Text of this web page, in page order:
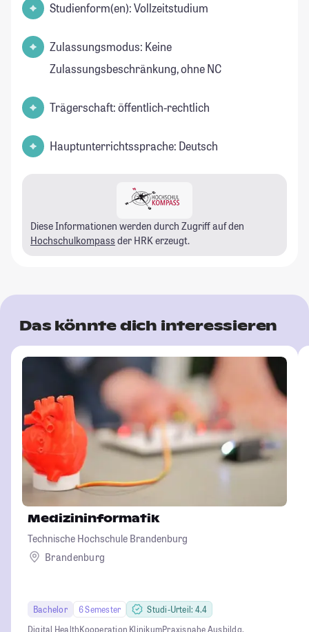
Studienform(en): Vollzeitstudium
Zulassungsmodus: Keine
Zulassungsbeschränkung, ohne NC
Trägerschaft: öffentlich-rechtlich
Hauptunterrichtssprache: Deutsch
Diese Informationen werden durch Zugriff auf den
Hochschulkompass der HRK erzeugt.
Das könnte dich interessieren
Medizininformatik
Technische Hochschule Brandenburg
Brandenburg
Bachelor 6 Semester
Studi-Urteil: 4.4
Digital HealthKooperation KlinikumPraxisnahe Ausbildg.